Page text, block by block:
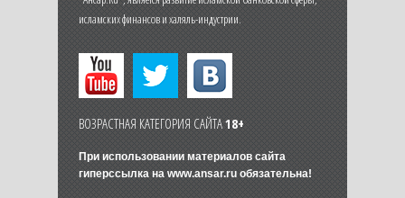
исламских финансов и халяль-индустрии.
ВОЗРАСТНАЯ КАТЕГОРИЯ САЙТА18+
При использовании материалов сайта
гиперссылка на www.ansar.ruобязательна!